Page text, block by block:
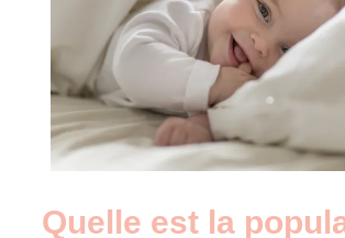
Quelle est la
Année
Nouveaux-